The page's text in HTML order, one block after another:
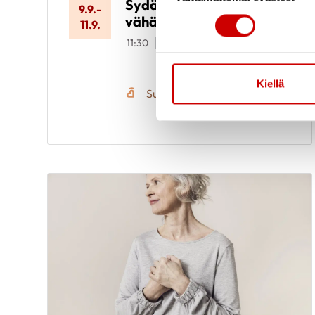
Kiellä
9.9.-
11.9.
Sydänkurssi
vähävaraisille
11:30
hyvinvointikeskus
Seiskarinkatu 35, 20900
Suomen Sydänliitto ry